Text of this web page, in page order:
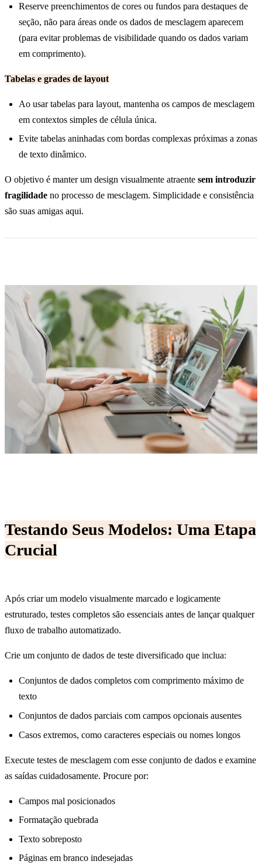
Reserve preenchimentos de cores ou fundos para destaques de
seção, não para áreas onde os dados de mesclagem aparecem
(para evitar problemas de visibilidade quando os dados variam
em comprimento).
Tabelas e grades de layout
Ao usar tabelas para layout, mantenha os campos de mesclagem
em contextos simples de célula única.
Evite tabelas aninhadas com bordas complexas próximas a zonas
de texto dinâmico.
O objetivo é manter um design visualmente atraente sem introduzir
fragilidade no processo de mesclagem. Simplicidade e consistência
são suas amigas aqui.
Testando Seus Modelos: Uma Etapa
Crucial
Após criar um modelo visualmente marcado e logicamente
estruturado, testes completos são essenciais antes de lançar qualquer
fluxo de trabalho automatizado.
Crie um conjunto de dados de teste diversificado que inclua:
Conjuntos de dados completos com comprimento máximo de
texto
Conjuntos de dados parciais com campos opcionais ausentes
Casos extremos, como caracteres especiais ou nomes longos
Execute testes de mesclagem com esse conjunto de dados e examine
as saídas cuidadosamente. Procure por:
Campos mal posicionados
Formatação quebrada
Texto sobreposto
Páginas em branco indesejadas